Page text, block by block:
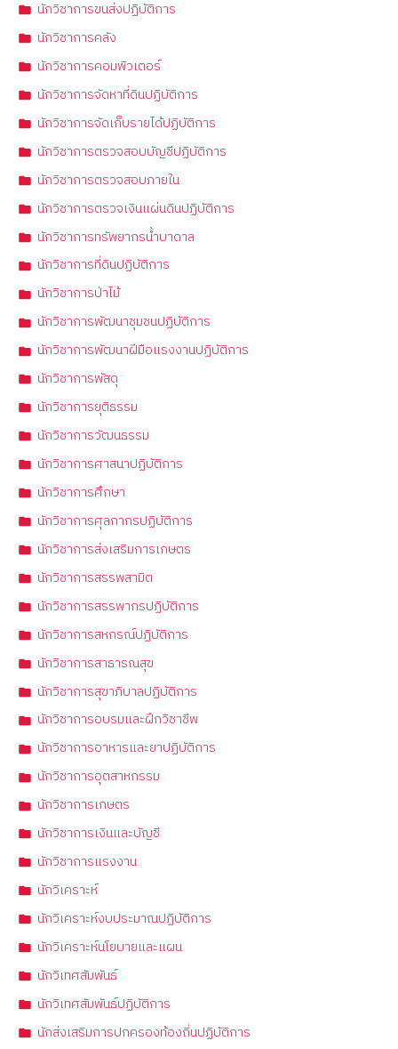
นักวิชาการขนส่งปฏิบัติการ
นักวิชาการคลัง
นักวิชาการคอมพิวเตอร์
นักวิชาการจัดหาที่ดินปฏิบัติการ
นักวิชาการจัดเก็บรายได้ปฏิบัติการ
นักวิชาการตรวจสอบบัญชีปฏิบัติการ
นักวิชาการตรวจสอบภายใน
นักวิชาการตรวจเงินแผ่นดินปฏิบัติการ
นักวิชาการทรัพยากรน้ำบาดาล
นักวิชาการที่ดินปฏิบัติการ
นักวิชาการป่าไม้
นักวิชาการพัฒนาชุมชนปฏิบัติการ
นักวิชาการพัฒนาฝีมือแรงงานปฏิบัติการ
นักวิชาการพัสดุ
นักวิชาการยุติธรรม
นักวิชาการวัฒนธรรม
นักวิชาการศาสนาปฏิบัติการ
นักวิชาการศึกษา
นักวิชาการศุลกากรปฏิบัติการ
นักวิชาการส่งเสริมการเกษตร
นักวิชาการสรรพสามิต
นักวิชาการสรรพากรปฏิบัติการ
นักวิชาการสหกรณ์ปฏิบัติการ
นักวิชาการสาธารณสุข
นักวิชาการสุขาภิบาลปฏิบัติการ
นักวิชาการอบรมและฝึกวิชาชีพ
นักวิชาการอาหารและยาปฏิบัติการ
นักวิชาการอุตสาหกรรม
นักวิชาการเกษตร
นักวิชาการเงินและบัญชี
นักวิชาการแรงงาน
นักวิเคราะห์
นักวิเคราะห์งบประมาณปฏิบัติการ
นักวิเคราะห์นโยบายและแผน
นักวิเทศสัมพันธ์
นักวิเทศสัมพันธ์ปฏิบัติการ
นักส่งเสริมการปกครองท้องถิ่นปฏิบัติการ